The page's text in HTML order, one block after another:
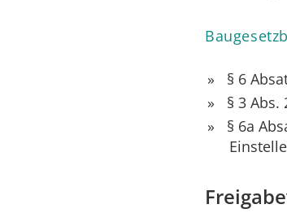
§ 6
§ 3 Abs.
§ 6a